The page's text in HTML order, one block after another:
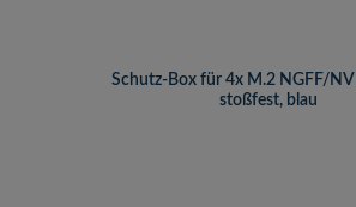
Schutz-Box für 4x M.2 NGFF/NVMe SSDs,
stoßfest, blau